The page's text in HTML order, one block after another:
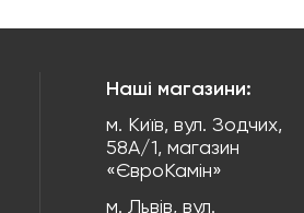
Наші магазини:
м. Київ, вул. Зодчих,
58А/1, магазин
«ЄвроКамін»
м. Львів, вул.